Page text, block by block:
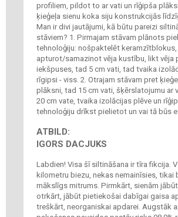
profiliem, pildot to ar vati un rīģipša
ķieģeļa sienu koka siju konstrukcijās
Man ir divi jautājumi, kā būtu pareizi
stāviem? 1. Pirmajam stāvam plānots
tehnoloģiju: nošpaktelēt keramzītblokus,
apturot/samazinot vēja kustību, likt vēja
iekšpuses, tad 5 cm vati, tad tvaika
rīgipsi - viss. 2. Otrajam stāvam pret
plāksni, tad 15 cm vati, šķērslatojumu ar
20 cm vate, tvaika izolācijas plēve un
tehnoloģiju drīkst pielietot un vai tā būs
ATBILD:
IGORS DACJUKS
Labdien! Visa šī siltināšana ir tīra fikcija.
kilometru biezu, nekas nemainīsies, tikai
mākslīgs mitrums. Pirmkārt, sienām jābūt
otrkārt, jābūt pietiekošai dabīgai gaisa
treškārt, neorganiskai apdarei. Augstāk